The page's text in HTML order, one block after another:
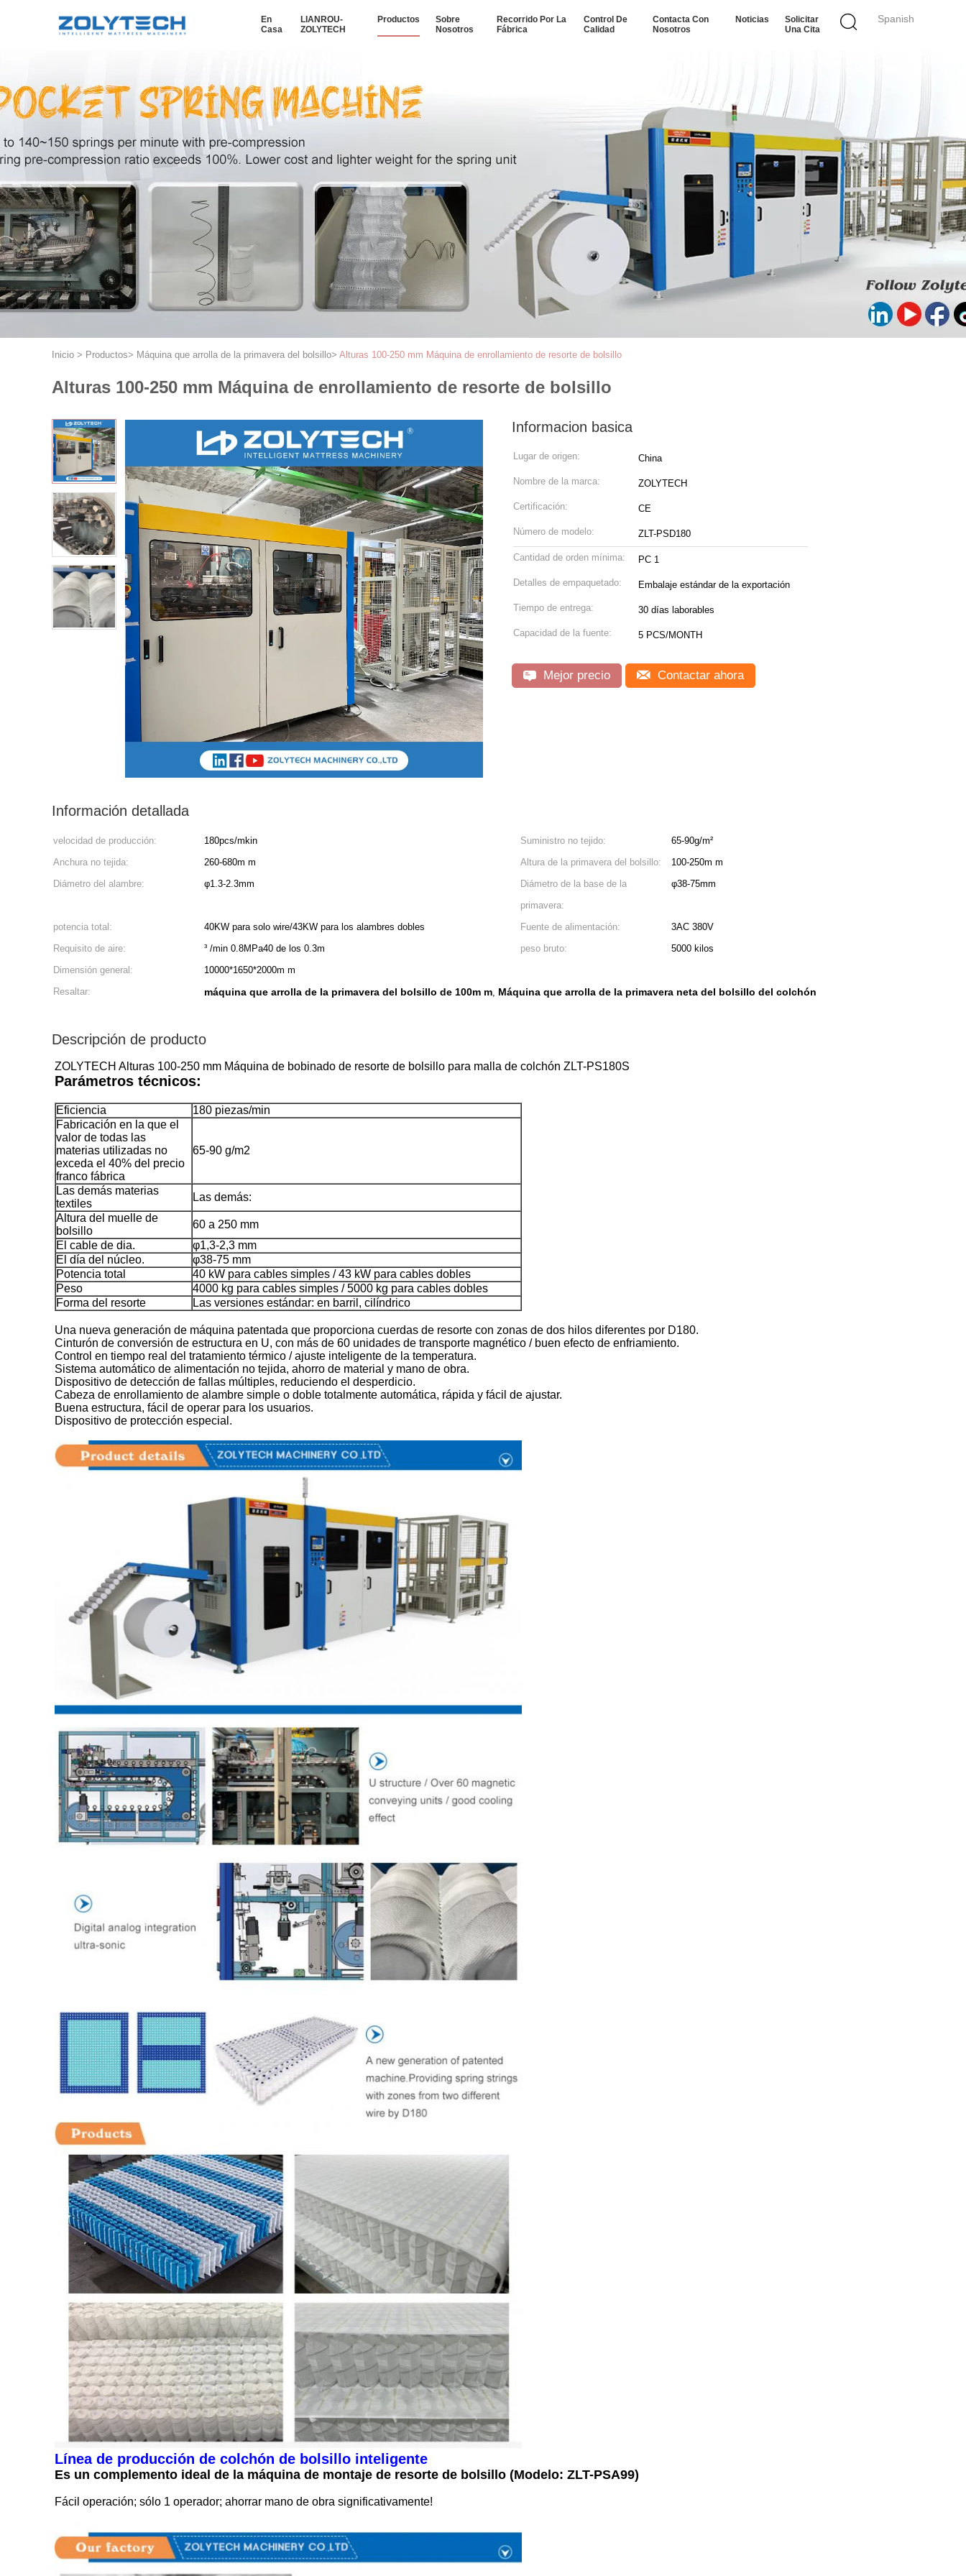
Spanish
En
Casa
LIANROU-
ZOLYTECH
Productos
Sobre
Nosotros
Recorrido Por La
Fábrica
Control De
Calidad
Contacta Con
Nosotros
Noticias
Solicitar
Una Cita
Inicio > Productos> Máquina que arrolla de la primavera del bolsillo> Alturas 100-250 mm Máquina de enrollamiento de resorte de bolsillo
Alturas 100-250 mm Máquina de enrollamiento de resorte de bolsillo
Informacion basica
Lugar de origen: China
Nombre de la marca: ZOLYTECH
Certificación: CE
Número de modelo: ZLT-PSD180
Cantidad de orden mínima: PC 1
Detalles de empaquetado: Embalaje estándar de la exportación
Tiempo de entrega: 30 días laborables
Capacidad de la fuente: 5 PCS/MONTH
Mejor precio Contactar ahora
Información detallada
velocidad de producción: 180pcs/mkin Suministro no tejido:
65-90g/m²
Anchura no tejida:
260-680m m Altura de la primavera del bolsillo:
100-250m m
Diámetro del alambre:
φ1.3-2.3mm
Diámetro de la base de la
primavera:
φ38-75mm
potencia total: 40KW para solo wire/43KW para los alambres dobles Fuente de alimentación:
3AC 380V
Requisito de aire:
³ /min 0.8MPa40 de los 0.3m peso bruto:
5000 kilos
Dimensión general:
10000*1650*2000m m
Resaltar:
máquina que arrolla de la primavera del bolsillo de 100m m, Máquina que arrolla de la primavera neta del bolsillo del colchón
Descripción de producto
ZOLYTECH Alturas 100-250 mm Máquina de bobinado de resorte de bolsillo para malla de colchón ZLT-PS180S
Parámetros técnicos:
Eficiencia
180 piezas/min
Fabricación en la que el
valor de todas las
materias utilizadas no
exceda el 40% del precio
franco fábrica
65-90 g/m2
Las demás materias
textiles
Las demás:
Altura del muelle de
bolsillo
60 a 250 mm
El cable de dia.
φ1,3-2,3 mm
El día del núcleo.
φ38-75 mm
Potencia total
40 kW para cables simples / 43 kW para cables dobles
Peso
4000 kg para cables simples / 5000 kg para cables dobles
Forma del resorte
Las versiones estándar: en barril, cilíndrico
Una nueva generación de máquina patentada que proporciona cuerdas de resorte con zonas de dos hilos diferentes por D180.
Cinturón de conversión de estructura en U, con más de 60 unidades de transporte magnético / buen efecto de enfriamiento.
Control en tiempo real del tratamiento térmico / ajuste inteligente de la temperatura.
Sistema automático de alimentación no tejida, ahorro de material y mano de obra.
Dispositivo de detección de fallas múltiples, reduciendo el desperdicio.
Cabeza de enrollamiento de alambre simple o doble totalmente automática, rápida y fácil de ajustar.
Buena estructura, fácil de operar para los usuarios.
Dispositivo de protección especial.
Línea de producción de colchón de bolsillo inteligente
Es un complemento ideal de la máquina de montaje de resorte de bolsillo (Modelo: ZLT-PSA99)
Fácil operación; sólo 1 operador; ahorrar mano de obra significativamente!